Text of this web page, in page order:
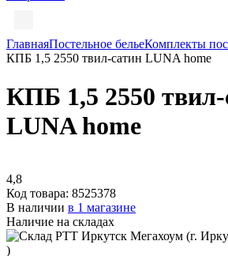
ГлавнаяПостельное бельеКомплекты
КПБ 1,5 2550 твил-сатин LUNA home
КПБ 1,5 2550 твил-
LUNA home
4,8
Код товара: 8525378
В наличии в 1 магазине
Наличие на складах